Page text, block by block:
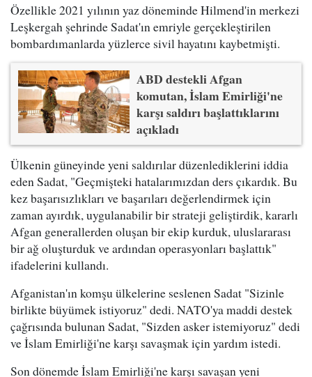
Özellikle 2021 yılının yaz döneminde Hilmend'in merkezi
Leşkergah şehrinde Sadat'ın emriyle gerçekleştirilen
bombardımanlarda yüzlerce sivil hayatını kaybetmişti.
ABD destekli Afgan
komutan, İslam Emirliği'ne
karşı saldırı başlattıklarını
açıkladı
Ülkenin güneyinde yeni saldırılar düzenlediklerini iddia
eden Sadat, "Geçmişteki hatalarımızdan ders çıkardık. Bu
kez başarısızlıkları ve başarıları değerlendirmek için
zaman ayırdık, uygulanabilir bir strateji geliştirdik, kararlı
Afgan generallerden oluşan bir ekip kurduk, uluslararası
bir ağ oluşturduk ve ardından operasyonları başlattık"
ifadelerini kullandı.
Afganistan'ın komşu ülkelerine seslenen Sadat "Sizinle
birlikte büyümek istiyoruz" dedi. NATO'ya maddi destek
çağrısında bulunan Sadat, "Sizden asker istemiyoruz" dedi
ve İslam Emirliği'ne karşı savaşmak için yardım istedi.
Son dönemde İslam Emirliği'ne karşı savaşan yeni